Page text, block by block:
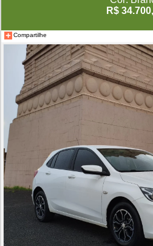
R$
Compartilhe